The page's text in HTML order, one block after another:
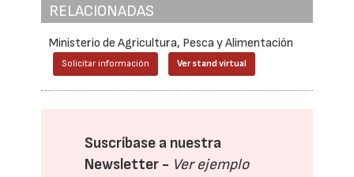
RELACIONADAS
Ministerio de Agricultura, Pesca y Alimentación
Solicitar información Ver stand virtual
Suscríbase a nuestra
Newsletter - Ver ejemplo